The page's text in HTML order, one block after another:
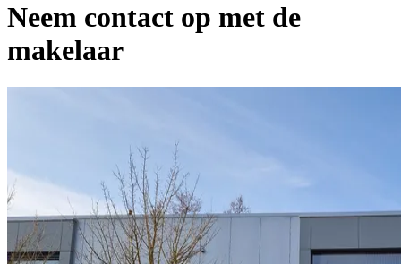
Neem contact op met de
makelaar